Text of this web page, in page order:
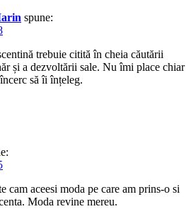
spune:
trebuie citită în cheia căutării
și a dezvoltării sale. Nu îmi place chiar
să îi înțeleg.
cam aceesi moda pe care am prins-o si
Moda revine mereu.